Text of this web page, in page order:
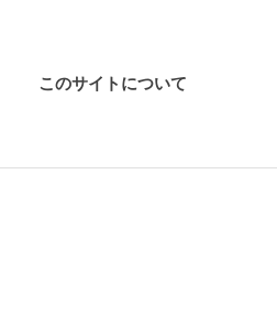
このサイトについて